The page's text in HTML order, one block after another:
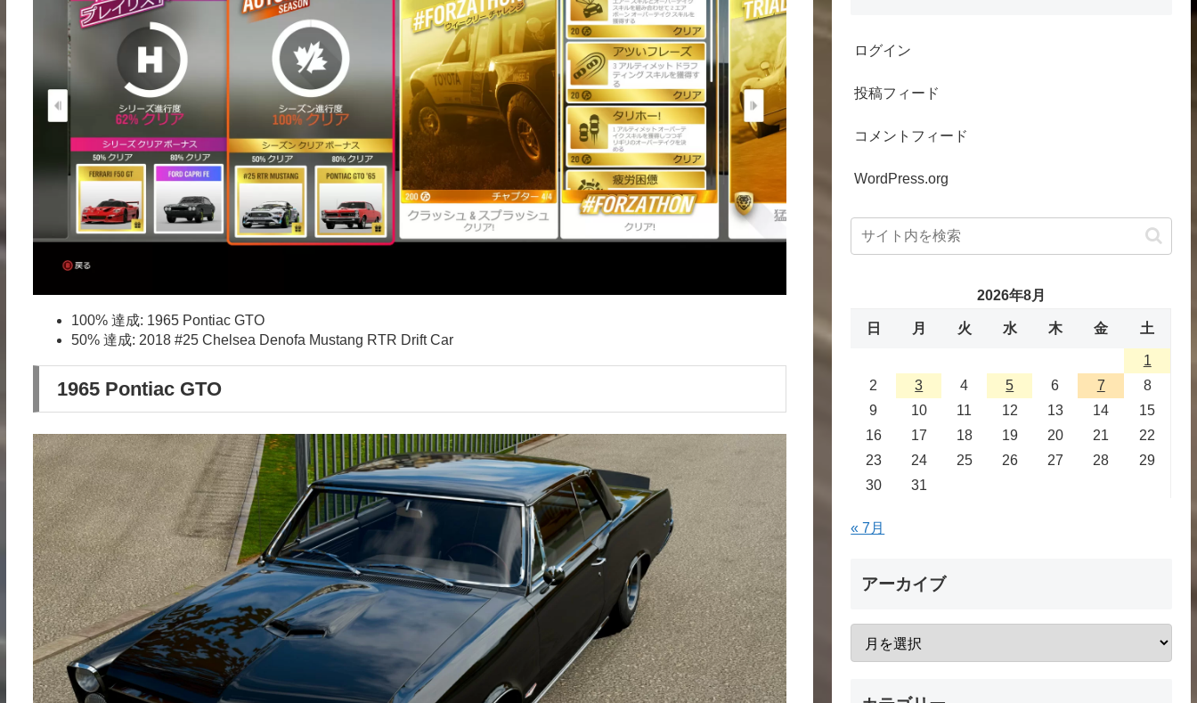
100% 達成: 1965 Pontiac GTO
50% 達成: 2018 #25 Chelsea Denofa Mustang RTR Drift Car
1965 Pontiac GTO
ログイン
投稿フィード
コメントフィード
WordPress.org
2026年8月
日 月 火 水 木 金 土
1
2
3 4 5 6 7
8
9
10 11 12 13 14
15
16
17 18 19 20 21
22
23
24 25 26 27 28
29
30
31
« 7月
アーカイブ